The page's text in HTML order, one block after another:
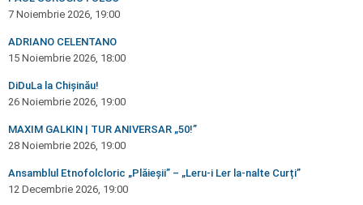
7 Noiembrie 2026, 19:00
ADRIANO CELENTANO
15 Noiembrie 2026, 18:00
DiDuLa la Chișinău!
26 Noiembrie 2026, 19:00
MAXIM GALKIN | TUR ANIVERSAR „50!”
28 Noiembrie 2026, 19:00
Ansamblul Etnofolcloric „Plăieșii” – „Leru-i Ler la-nalte Curți”
12 Decembrie 2026, 19:00